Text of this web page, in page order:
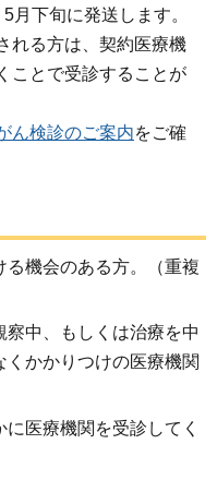
月下旬に発送します。
れる方は、契約医療機
ことで受診することが
ん検診のご案内をご確
機会のある方。（重複
中、もしくは治療を中
かかりつけの医療機関
医療機関を受診してく